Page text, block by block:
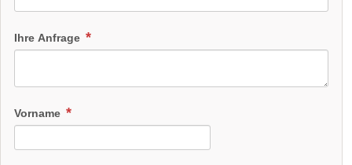
Ihre Anfrage
Vorname